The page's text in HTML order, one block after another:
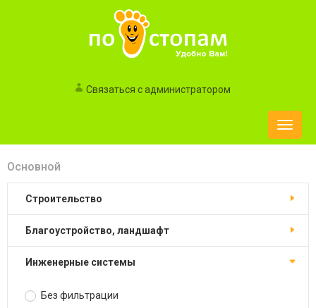
Связаться с администратором
Toggle
Основной
строительство
благоустройство, ландшафт
инженерные системы
Без фильтрации